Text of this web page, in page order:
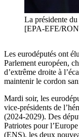
La présidente
[EPA-EFE/
Les eurodéputés ont
Parlement européen,
d’extrême droite à
maintenir le cordon
Mardi soir, les
vice-présidents de
(2024-2029). Des
Patriotes pour
(ENS), les deux